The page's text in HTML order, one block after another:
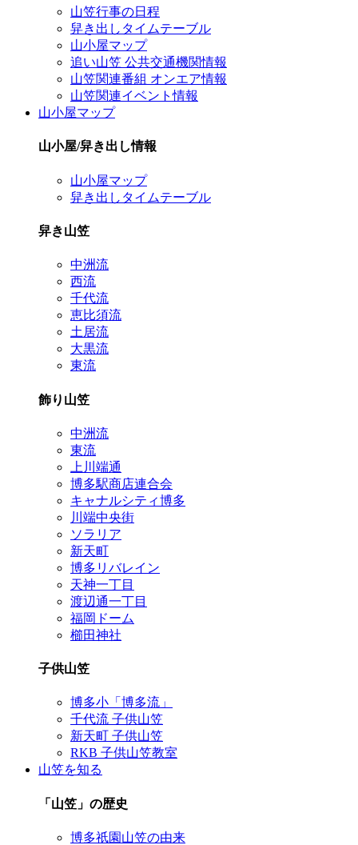
山笠行事の日程
舁き出しタイムテーブル
山小屋マップ
追い山笠 公共交通機関情報
山笠関連番組 オンエア情報
山笠関連イベント情報
山小屋マップ
山小屋/舁き出し情報
山小屋マップ
舁き出しタイムテーブル
舁き山笠
中洲流
西流
千代流
恵比須流
土居流
大黒流
東流
飾り山笠
中洲流
東流
上川端通
博多駅商店連合会
キャナルシティ博多
川端中央街
ソラリア
新天町
博多リバレイン
天神一丁目
渡辺通一丁目
福岡ドーム
櫛田神社
子供山笠
博多小「博多流」
千代流 子供山笠
新天町 子供山笠
RKB 子供山笠教室
山笠を知る
「山笠」の歴史
博多祇園山笠の由来